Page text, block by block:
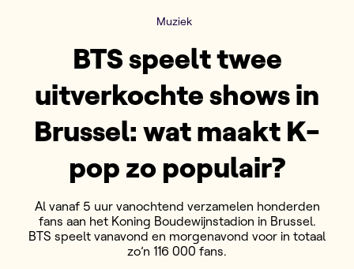
Muziek
BTS speelt twee
uitverkochte shows in
Brussel: wat maakt K-
pop zo populair?
Al vanaf 5 uur vanochtend verzamelen honderden
fans aan het Koning Boudewijnstadion in Brussel.
BTS speelt vanavond en morgenavond voor in totaal
zo’n 116 000 fans.